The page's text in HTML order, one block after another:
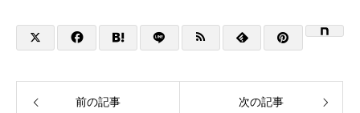
前の記事 次の記事